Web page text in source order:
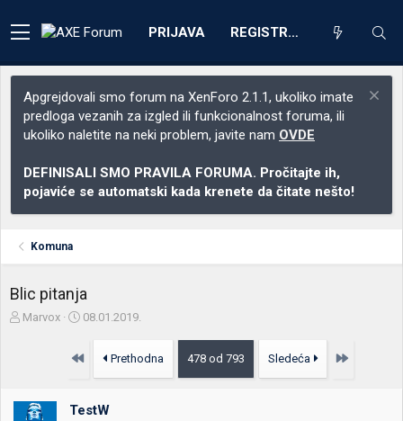
PRIJAVA REGISTRACIJA
Apgrejdovali smo forum na XenForo 2.1.1, ukoliko imate
predloga vezanih za izgled ili funkcionalnost foruma, ili
ukoliko naletite na neki problem, javite nam OVDE
DEFINISALI SMO PRAVILA FORUMA. Pročitajte ih,
pojaviće se automatski kada krenete da čitate nešto!
Komuna
Blic pitanja
Z
Marvox
D
u
o
08.01.2019.
Prvo Prethodna 478 od 793 Sledeća Poslednja
TestW